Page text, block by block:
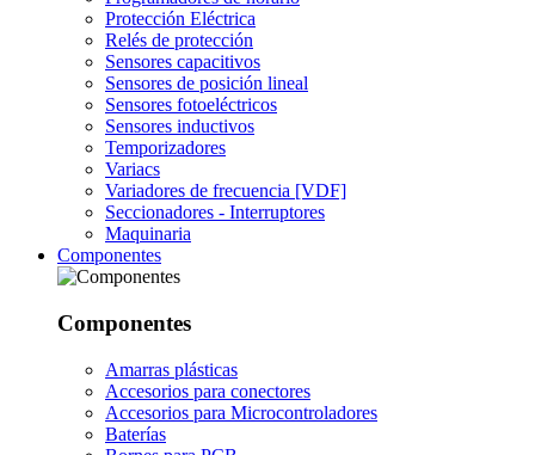
Protección Eléctrica
Relés de protección
Sensores capacitivos
Sensores de posición lineal
Sensores fotoeléctricos
Sensores inductivos
Temporizadores
Variacs
Variadores de frecuencia [VDF]
Seccionadores - Interruptores
Maquinaria
Componentes
Componentes
Amarras plásticas
Accesorios para conectores
Accesorios para Microcontroladores
Baterías